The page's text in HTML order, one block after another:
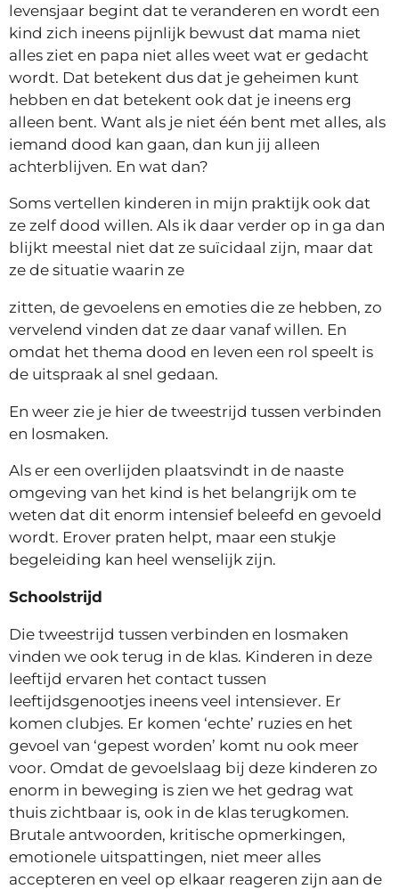
levensjaar begint dat te veranderen en wordt een
kind zich ineens pijnlijk bewust dat mama niet
alles ziet en papa niet alles weet wat er gedacht
wordt. Dat betekent dus dat je geheimen kunt
hebben en dat betekent ook dat je ineens erg
alleen bent. Want als je niet één bent met alles, als
iemand dood kan gaan, dan kun jij alleen
achterblijven. En wat dan?
Soms vertellen kinderen in mijn praktijk ook dat
ze zelf dood willen. Als ik daar verder op in ga dan
blijkt meestal niet dat ze suïcidaal zijn, maar dat
ze de situatie waarin ze
zitten, de gevoelens en emoties die ze hebben, zo
vervelend vinden dat ze daar vanaf willen. En
omdat het thema dood en leven een rol speelt is
de uitspraak al snel gedaan.
En weer zie je hier de tweestrijd tussen verbinden
en losmaken.
Als er een overlijden plaatsvindt in de naaste
omgeving van het kind is het belangrijk om te
weten dat dit enorm intensief beleefd en gevoeld
wordt. Erover praten helpt, maar een stukje
begeleiding kan heel wenselijk zijn.
Schoolstrijd
Die tweestrijd tussen verbinden en losmaken
vinden we ook terug in de klas. Kinderen in deze
leeftijd ervaren het contact tussen
leeftijdsgenootjes ineens veel intensiever. Er
komen clubjes. Er komen ‘echte’ ruzies en het
gevoel van ‘gepest worden’ komt nu ook meer
voor. Omdat de gevoelslaag bij deze kinderen zo
enorm in beweging is zien we het gedrag wat
thuis zichtbaar is, ook in de klas terugkomen.
Brutale antwoorden, kritische opmerkingen,
emotionele uitspattingen, niet meer alles
accepteren en veel op elkaar reageren zijn aan de